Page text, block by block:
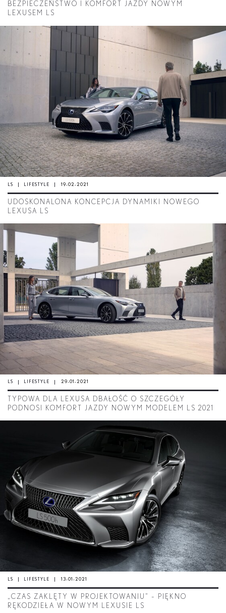
BEZPIECZEŃSTWO I KOMFORT JAZDY NOWYM
LEXUSEM LS
LS LIFESTYLE 19-02-2021
UDOSKONALONA KONCEPCJA DYNAMIKI NOWEGO
LEXUSA LS
LS LIFESTYLE 29-01-2021
TYPOWA DLA LEXUSA DBAŁOŚĆ O SZCZEGÓŁY
PODNOSI KOMFORT JAZDY NOWYM MODELEM LS 2021
LS LIFESTYLE 13-01-2021
„CZAS ZAKLĘTY W PROJEKTOWANIU” – PIĘKNO
RĘKODZIEŁA W NOWYM LEXUSIE LS